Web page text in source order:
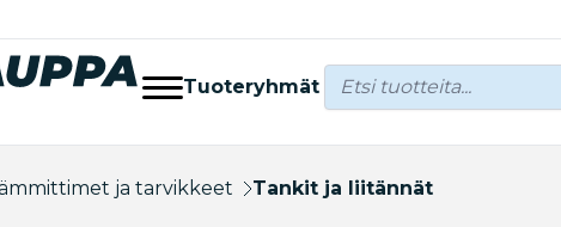
Tuoteryhmät
ja tarvikkeet Tankit ja liitännät